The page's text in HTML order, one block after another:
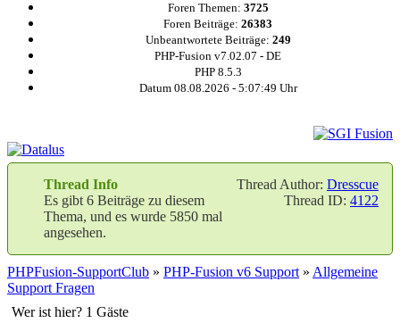
Foren Themen: 3725
Foren Beiträge: 26383
Unbeantwortete Beiträge: 249
PHP-Fusion v7.02.07 - DE
PHP 8.5.3
Datum 08.08.2026 - 5:07:50 Uhr
Thread Author: Dresscue
Thread ID: 4122
Thread Info
Es gibt 6 Beiträge zu diesem
Thema, und es wurde 5850 mal
angesehen.
PHPFusion-SupportClub » PHP-Fusion v6 Support » Allgemeine
Support Fragen
Wer ist hier? 1 Gäste